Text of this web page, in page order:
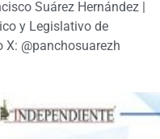
Suárez Hernández |
y Legislativo de
X: @panchosuarezh